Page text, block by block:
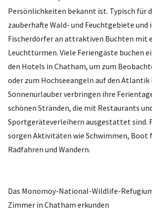
Persönlichkeiten bekannt ist. Typisch für
zauberhafte Wald- und Feuchtgebiete und
Fischerdörfer an attraktiven Buchten mit
Leuchttürmen. Viele Feriengäste buchen
den Hotels in Chatham, um zum
oder zum Hochseeangeln auf den Atlantik
Sonnenurlauber verbringen ihre
schönen Stränden, die mit Restaurants
Sportgeräteverleihern ausgestattet sind.
sorgen Aktivitäten wie Schwimmen, Boot
Radfahren und Wandern.
Das Monomoy-National-Wildlife-
Zimmer in Chatham erkunden